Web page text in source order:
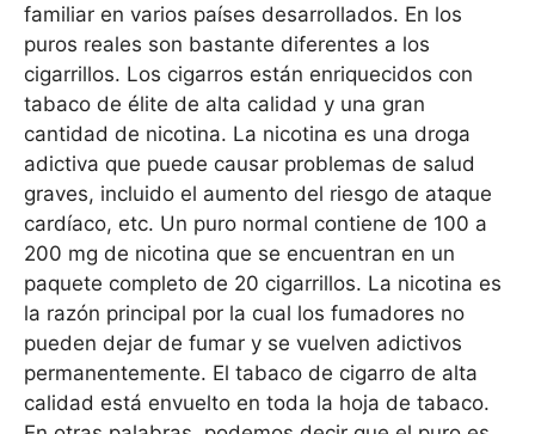
familiar en varios países desarrollados. En los
puros reales son bastante diferentes a los
cigarrillos. Los cigarros están enriquecidos con
tabaco de élite de alta calidad y una gran
cantidad de nicotina. La nicotina es una droga
adictiva que puede causar problemas de salud
graves, incluido el aumento del riesgo de ataque
cardíaco, etc. Un puro normal contiene de 100 a
200 mg de nicotina que se encuentran en un
paquete completo de 20 cigarrillos. La nicotina es
la razón principal por la cual los fumadores no
pueden dejar de fumar y se vuelven adictivos
permanentemente. El tabaco de cigarro de alta
calidad está envuelto en toda la hoja de tabaco.